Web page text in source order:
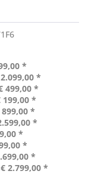
*
*
499,00 *
199,00 *
899,00 *
*
*
*
*
2.799,00 *